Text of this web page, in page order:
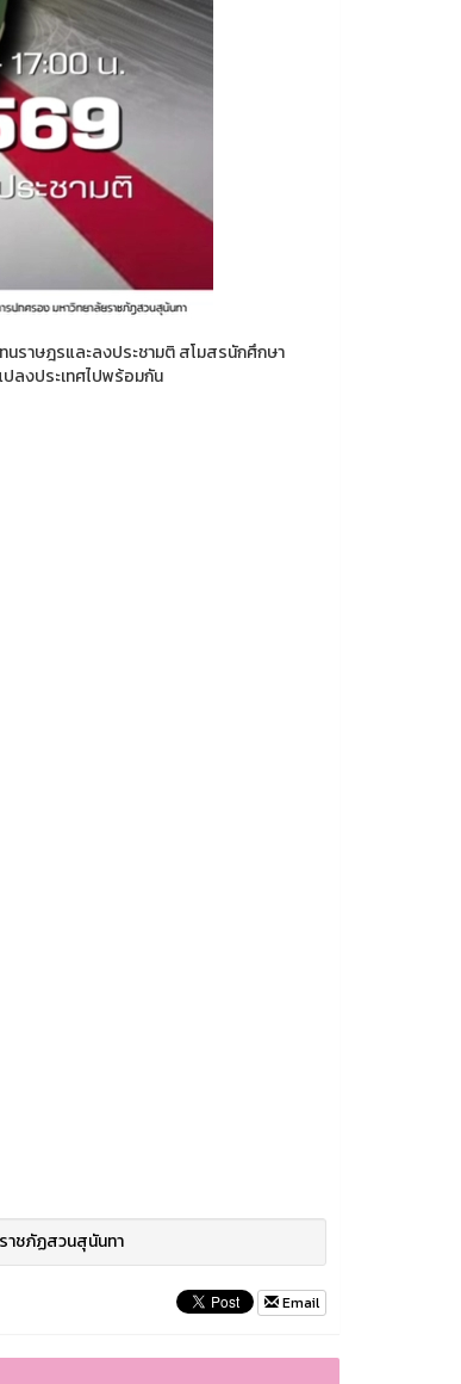
ราษฎรและลงประชามติ สโมสรนักศึกษา
ลงประเทศไปพร้อมกัน
าชภัฏสวนสุนันทา
Email